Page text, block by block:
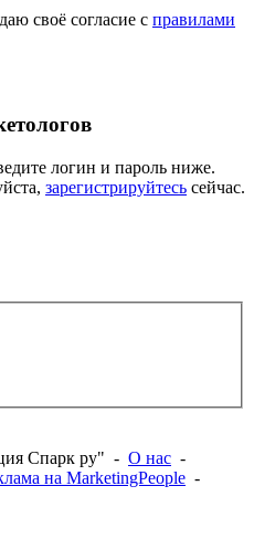
своё согласие с правилами
логин и пароль ниже.
зарегистрируйтесь сейчас.
Спарк ру" - О нас -
на MarketingPeople -